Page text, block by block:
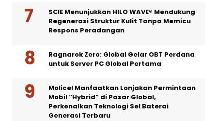
SCIE Menunjukkan HILO WAVE® Mendukung
Regenerasi Struktur Kulit Tanpa Memicu
Respons Peradangan
Ragnarok Zero: Global Gelar OBT Perdana
untuk Server PC Global Pertama
Molicel Manfaatkan Lonjakan Permintaan
Mobil “Hybrid” di Pasar Global,
Perkenalkan Teknologi Sel Baterai
Generasi Terbaru